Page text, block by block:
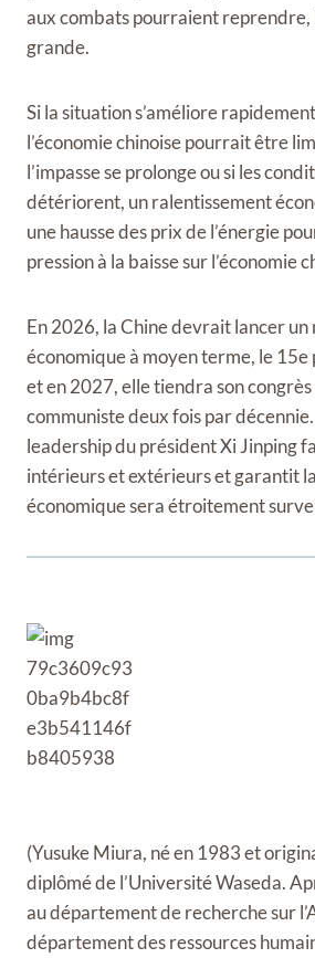
aux combats pourraient
grande.
Si la situation s’améliore
l’économie chinoise pourrait être
l’impasse se prolonge ou si les
détériorent, un ralentissement
une hausse des prix de l’énergie
pression à la baisse sur l’économie
En 2026, la Chine devrait lancer un
économique à moyen terme, le 15e
et en 2027, elle tiendra son
communiste deux fois par
leadership du président Xi Jinping
intérieurs et extérieurs et garantit
économique sera étroitement
(Yusuke Miura, né en 1983 et
diplômé de l’Université Waseda.
au département de recherche sur
département des ressources